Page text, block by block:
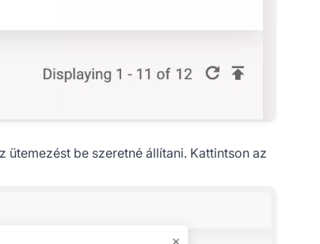
ütemezést be szeretné állítani. Kattintson az